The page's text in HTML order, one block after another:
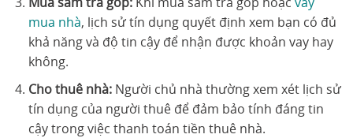
mua nhà, lịch sử tín dụng quyết định xem bạn có đủ
khả năng và độ tin cậy để nhận được khoản vay hay
không.
Cho thuê nhà:Người chủ nhà thường xem xét lịch sử
tín dụng của người thuê để đảm bảo tính đáng tin
cậy trong việc thanh toán tiền thuê nhà.